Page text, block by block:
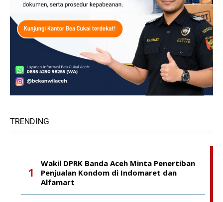
TRENDING
Wakil DPRK Banda Aceh Minta Penertiban
Penjualan Kondom di Indomaret dan
Alfamart